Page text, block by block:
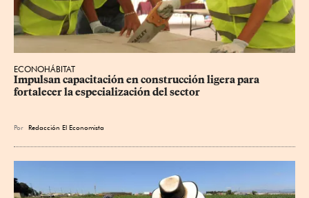
ECONOHÁBITAT
Impulsan capacitación en construcción ligera para
fortalecer la especialización del sector
Por Redacción El Economista